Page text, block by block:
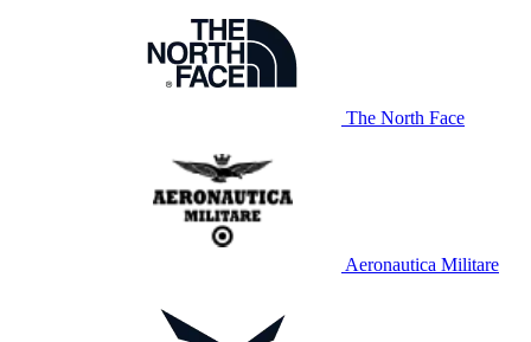
The North Face
Aeronautica Militare